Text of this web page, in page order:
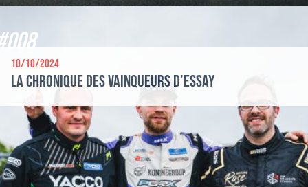
10/10/2024
La chronique des vainqueurs d’Essay